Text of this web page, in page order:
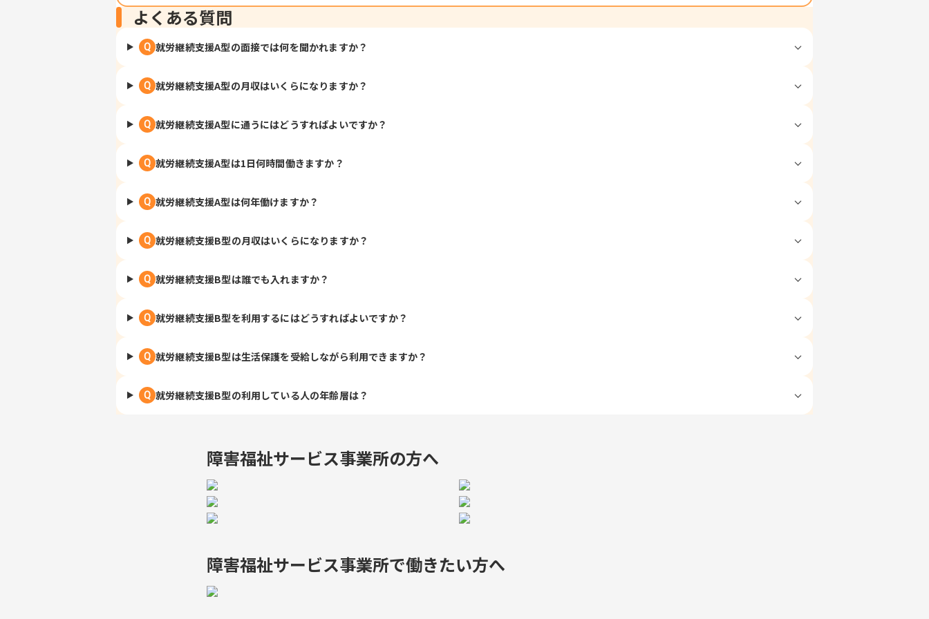
よくある質問
Q 就労継続支援A型の面接では何を聞かれますか？
Q 就労継続支援A型の月収はいくらになりますか？
Q 就労継続支援A型に通うにはどうすればよいですか？
Q 就労継続支援A型は1日何時間働きますか？
Q 就労継続支援A型は何年働けますか？
Q 就労継続支援B型の月収はいくらになりますか？
Q 就労継続支援B型は誰でも入れますか？
Q 就労継続支援B型を利用するにはどうすればよいですか？
Q 就労継続支援B型は生活保護を受給しながら利用できますか？
Q 就労継続支援B型の利用している人の年齢層は？
障害福祉サービス事業所の方へ
障害福祉サービス事業所で働きたい方へ